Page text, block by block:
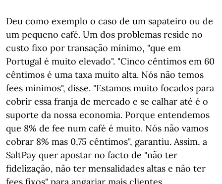
Deu como exemplo o caso de um sapateiro ou de
um pequeno café. Um dos problemas reside no
custo fixo por transação mínimo, "que em
Portugal é muito elevado". "Cinco cêntimos em 60
cêntimos é uma taxa muito alta. Nós não temos
fees mínimos", disse. "Estamos muito focados para
cobrir essa franja de mercado e se calhar até é o
suporte da nossa economia. Porque entendemos
que 8% de fee num café é muito. Nós não vamos
cobrar 8% mas 0,75 cêntimos", garantiu. Assim, a
SaltPay quer apostar no facto de "não ter
fidelização, não ter mensalidades altas e não ter